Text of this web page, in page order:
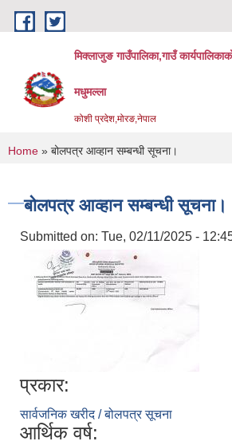
Skip to main content
मिक्लाजुङ गाउँपालिका,गाउँ
मधुमल्ला
कोशी प्रदेश,मोरङ,नेपाल
You are here
Home » बोलपत्र आव्हान सम्बन्धी सूचना।
बोलपत्र आव्हान सम्बन्धी सूचना।
Submitted on: Tue, 02/11/2025 -
प्रकार:
सार्वजनिक खरीद / बोलपत्र सूचना
आर्थिक वर्ष: